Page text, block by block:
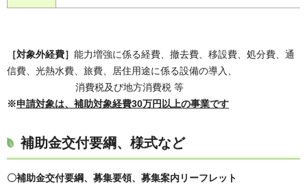
［対象外経費］ 能力増強に係る経費、撤去費、移設費、処分費、通
信費、光熱水費、旅費、居住用途に係る設備の導入、
消費税及び地方消費税 等
※申請対象は、補助対象経費30万円以上の事業です
補助金交付要綱、様式など
〇補助金交付要綱、募集要領、募集案内リーフレット